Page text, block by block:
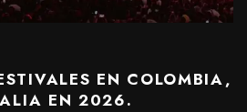
EN COLOMBIA,
EN 2026.